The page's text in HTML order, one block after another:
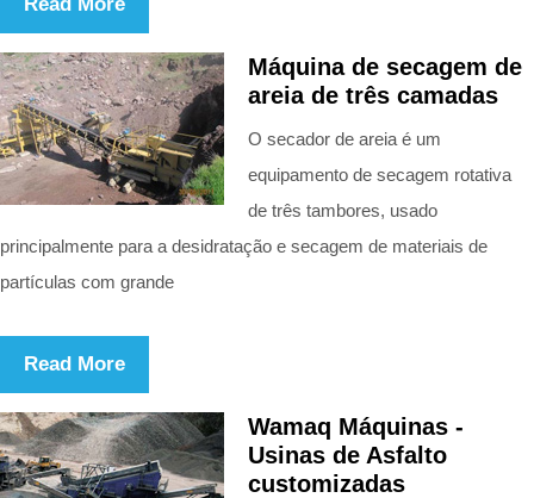
Máquina de secagem de
areia de três camadas
O secador de areia é um
equipamento de secagem rotativa
de três tambores, usado
principalmente para a desidratação e secagem de materiais de
partículas com grande
Read More
Wamaq Máquinas -
Usinas de Asfalto
customizadas